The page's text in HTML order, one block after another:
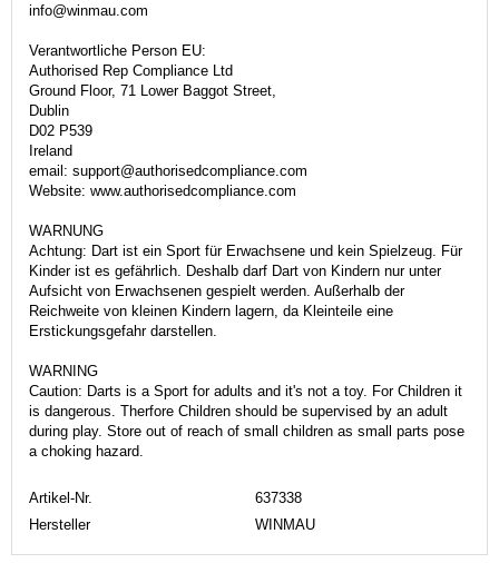
info@winmau.com
Verantwortliche Person EU:
Authorised Rep Compliance Ltd
Ground Floor, 71 Lower Baggot Street,
Dublin
D02 P539
Ireland
email: support@authorisedcompliance.com
Website: www.authorisedcompliance.com
WARNUNG
Achtung: Dart ist ein Sport für Erwachsene und kein Spielzeug. Für
Kinder ist es gefährlich. Deshalb darf Dart von Kindern nur unter
Aufsicht von Erwachsenen gespielt werden. Außerhalb der
Reichweite von kleinen Kindern lagern, da Kleinteile eine
Erstickungsgefahr darstellen.
WARNING
Caution: Darts is a Sport for adults and it's not a toy. For Children it
is dangerous. Therfore Children should be supervised by an adult
during play. Store out of reach of small children as small parts pose
a choking hazard.
Artikel-Nr.
637338
Hersteller
WINMAU